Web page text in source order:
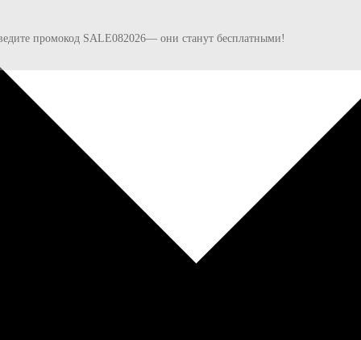
промокод SALE082026— они станут бесплатными!